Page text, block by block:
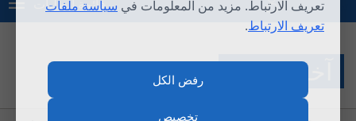
تعريف الارتباط. مزيد من المعلومات في سياسة ملفات
تعريف الارتباط.
رفض الكل
تخصيص
قائمة الطلبات تسجيل الدخول
آخر الاخبار